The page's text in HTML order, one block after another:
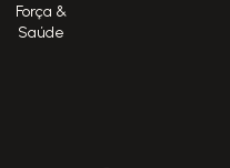
Força &
Saúde